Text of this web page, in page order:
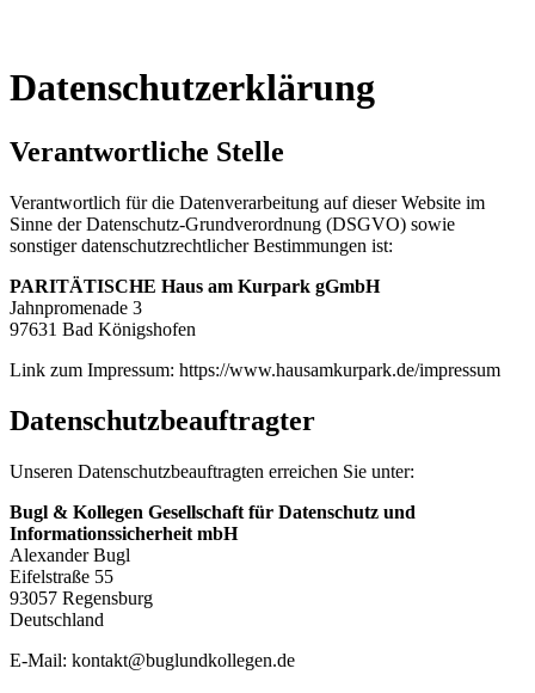
Datenschutzerklärung
Verantwortliche Stelle
Verantwortlich für die Datenverarbeitung auf dieser Website im
Sinne der Datenschutz-Grundverordnung (DSGVO) sowie
sonstiger datenschutzrechtlicher Bestimmungen ist:
PARITÄTISCHE Haus am Kurpark gGmbH
Jahnpromenade 3
97631 Bad Königshofen
Link zum Impressum: https://www.hausamkurpark.de/impressum
Datenschutzbeauftragter
Unseren Datenschutzbeauftragten erreichen Sie unter:
Bugl & Kollegen Gesellschaft für Datenschutz und
Informationssicherheit mbH
Alexander Bugl
Eifelstraße 55
93057 Regensburg
Deutschland
E-Mail: kontakt@buglundkollegen.de